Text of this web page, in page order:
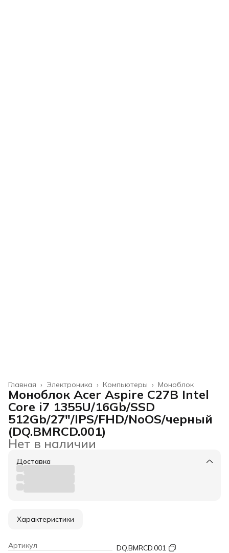
Моноблок
Компьютеры ›
Электроника ›
Главная ›
Моноблок Acer Aspire C27B Intel
Core i7 1355U/16Gb/SSD
512Gb/27"/IPS/FHD/NoOS/черный
(DQ.BMRCD.001)
Нет в наличии
Доставка
Характеристики
Артикул DQ.BMRCD.001